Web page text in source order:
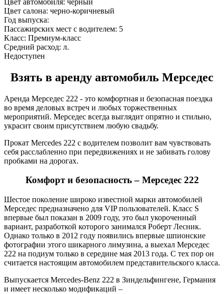
Цвет салона: черно-коричневый
Год выпуска:
Пассажирских мест с водителем: 5
Класс: Премиум-класс
Средний расход: л.
Недоступен
Взять в аренду автомобиль Мерседес
Аренда Мерседес 222 - это комфортная и безопасная поездка
во время деловых встреч и любых торжественных
мероприятий. Мерседес всегда выглядит опрятно и стильно,
украсит своим присутствием любую свадьбу.
Прокат Mercedes 222 c водителем позволит вам чувствовать
себя расслабленно при передвижениях и не забивать голову
пробками на дорогах.
Комфорт и безопасность – Мерседес 222
Шестое поколение широко известной марки автомобилей
Мерседес предназначено для VIP пользователей. Класс S
впервые был показан в 2009 году, это был укороченный
вариант, разработкой которого занимался Роберт Лесник.
Однако только в 2012 году появились впервые шпионские
фотографии этого шикарного лимузина, а выехал Мерседес
222 на подиум только в середине мая 2013 года. С тех пор он
считается настоящим автомобилем представительского класса.
Выпускается Mercedes-Benz 222 в Зиндельфингене, Германия
и имеет несколько модификаций –